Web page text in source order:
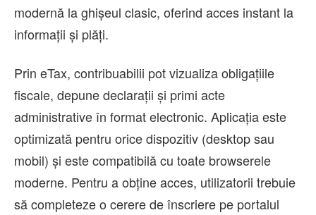
modernă la ghișeul clasic, oferind acces instant la
informații și plăți.
Prin eTax, contribuabilii pot vizualiza obligațiile
fiscale, depune declarații și primi acte
administrative în format electronic. Aplicația este
optimizată pentru orice dispozitiv (desktop sau
mobil) și este compatibilă cu toate browserele
moderne. Pentru a obține acces, utilizatorii trebuie
să completeze o cerere de înscriere pe portalul